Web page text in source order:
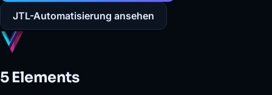
JTL-Automatisierung ansehen
5 Elements